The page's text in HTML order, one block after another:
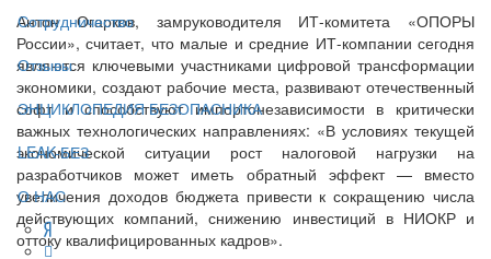
Сотрудничество
Отзывы
ЭНЦИКЛОПЕДИЯ БЕЗОПАСНИКА
LEAK-БЕЗ
О НАС
Антон Огарков, замруководителя ИТ-комитета «ОПОРЫ
России», считает, что малые и средние ИТ-компании сегодня
являются ключевыми участниками цифровой трансформации
экономики, создают рабочие места, развивают отечественный
софт и способствуют импортонезависимости в критически
важных технологических направлениях: «В условиях текущей
экономической ситуации рост налоговой нагрузки на
разработчиков может иметь обратный эффект — вместо
увеличения доходов бюджета привести к сокращению числа
действующих компаний, снижению инвестиций в НИОКР и
оттоку квалифицированных кадров».